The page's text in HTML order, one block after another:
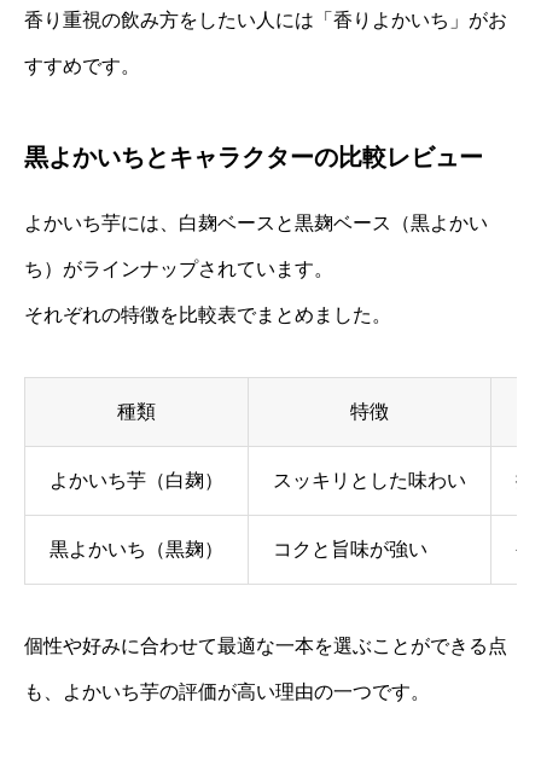
香り重視の飲み方をしたい人には「香りよかいち」がお
すすめです。
黒よかいちとキャラクターの比較レビュー
よかいち芋には、白麹ベースと黒麹ベース（黒よかい
ち）がラインナップされています。
それぞれの特徴を比較表でまとめました。
種類 特徴
よかいち芋（白麹） スッキリとした味わい 控
黒よかいち（黒麹） コクと旨味が強い や
個性や好みに合わせて最適な一本を選ぶことができる点
も、よかいち芋の評価が高い理由の一つです。